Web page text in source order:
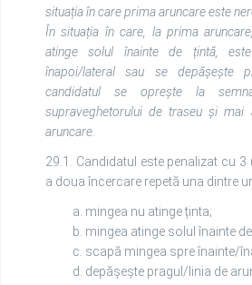
situația în care prima aruncare este
În situația în care, la prima
atinge solul înainte de țintă,
înapoi/lateral sau se depășește
candidatul se oprește la
supraveghetorului de traseu și
aruncare.
29.1. Candidatul este penalizat cu
a doua încercare repetă una dintre
a. mingea nu atinge ținta;
b. mingea atinge solul înainte
c. scapă mingea spre înainte/
d. depășește pragul/linia de